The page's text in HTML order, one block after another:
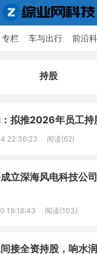
专栏 车与出行 前沿
持股
拟推2026年员工持
22:36:23 阅读(62)
立深海风电科技公
19:18:43 阅读(103)
接全资持股，响水